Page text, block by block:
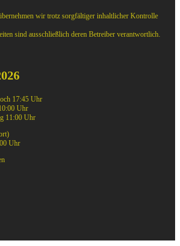
wir trotz sorgfältiger inhaltlicher Kontrolle
sind ausschließlich deren Betreiber verantwortlich.
17:45 Uhr
Uhr
11:00 Uhr
Uhr